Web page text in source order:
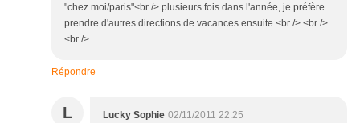
"chez moi/paris"<br /> plusieurs fois dans l'année, je préfère
prendre d'autres directions de vacances ensuite.<br /> <br />
<br />
Répondre
L Lucky Sophie 02/11/2011 22:25